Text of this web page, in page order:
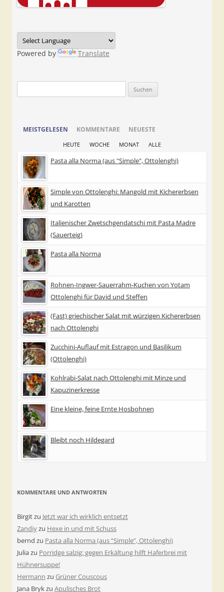
Powered by Translate
nach:
MEISTGELESEN KOMMENTARE NEUESTE
HEUTE WOCHE MONAT ALLE
Pasta alla Norma (aus "Simple", Ottolenghi)
Simple von Ottolenghi: Mangold mit Kichererbsen
und Karotten
Italienischer Zwetschgendatschi mit Pasta Madre
(Sauerteig)
Pasta alla Norma
Rohnen-Ingwer-Sauerrahm-Kuchen von Yotam
Ottolenghi für David und Steffen
(Fast) griechischer Salat mit würzigen Kichererbsen
nach Ottolenghi
Zucchini-Auflauf mit Estragon und Basilikum
(Ottolenghi)
Kohlrabi-Salat nach Ottolenghi mit Minze und
Kapuzinerkresse
Eine kleine, feine Ernte Hosbohnen
Bleibt noch Hildegard
KOMMENTARE UND ANTWORTEN
Birgitzu Jetzt war ich wirklich entsetzt
Zandiyzu Hexe in und mit Schuss
bernd zu Pasta alla Norma (aus “Simple”, Ottolenghi)
Juliazu Porridge salzig: gegen Erkältung hilft Haferbrei mit
Hühnersuppe!
Hermann zu Grüner Couscous
Jana Brykzu Apulisches Brot